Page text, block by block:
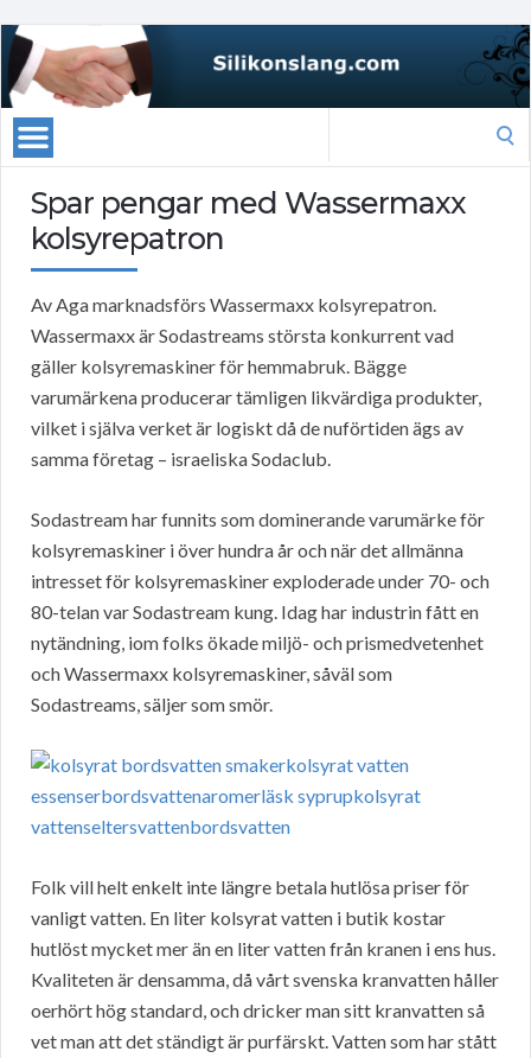
Spar pengar med Wassermaxx
kolsyrepatron
Av Aga marknadsförs Wassermaxx kolsyrepatron.
Wassermaxx är Sodastreams största konkurrent vad
gäller kolsyremaskiner för hemmabruk. Bägge
varumärkena producerar tämligen likvärdiga produkter,
vilket i själva verket är logiskt då de nuförtiden ägs av
samma företag – israeliska Sodaclub.
Sodastream har funnits som dominerande varumärke för
kolsyremaskiner i över hundra år och när det allmänna
intresset för kolsyremaskiner exploderade under 70- och
80-telan var Sodastream kung. Idag har industrin fått en
nytändning, iom folks ökade miljö- och prismedvetenhet
och Wassermaxx kolsyremaskiner, såväl som
Sodastreams, säljer som smör.
Folk vill helt enkelt inte längre betala hutlösa priser för
vanligt vatten. En liter kolsyrat vatten i butik kostar
hutlöst mycket mer än en liter vatten från kranen i ens hus.
Kvaliteten är densamma, då vårt svenska kranvatten håller
oerhört hög standard, och dricker man sitt kranvatten så
vet man att det ständigt är purfärskt. Vatten som har stått